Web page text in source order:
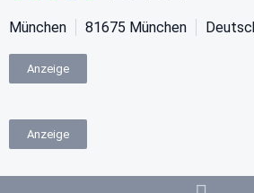
München 81675 München
Anzeige
Anzeige